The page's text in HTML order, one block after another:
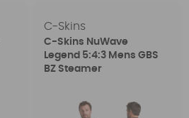
C-Skins
C-Skins NuWave
Legend 5:4:3 Mens GBS
BZ Steamer